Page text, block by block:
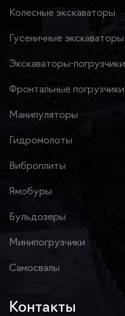
Колесные экскаваторы
Гусеничные экскаваторы
Экскаваторы-погрузчики
Фронтальные погрузчики
Манипуляторы
Гидромолоты
Виброплиты
Ямобуры
Бульдозеры
Минипогрузчики
Самосвалы
Контакты